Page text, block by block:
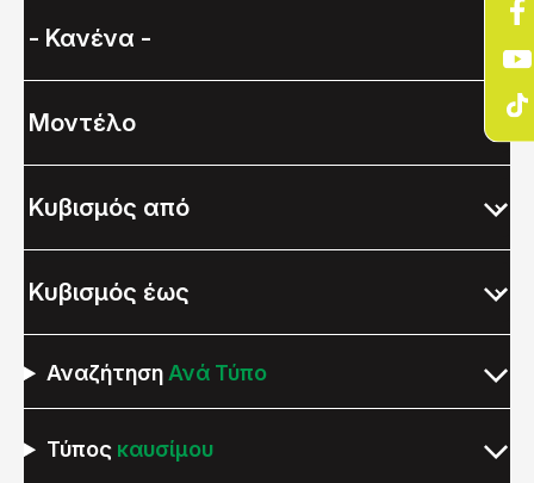
Αναζήτηση Ανά Τύπο
Τύπος καυσίμου